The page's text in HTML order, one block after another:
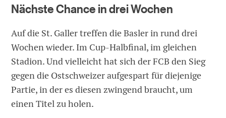
Nächste Chance in drei Wochen
Auf die St. Galler treffen die Basler in rund drei
Wochen wieder. Im Cup-Halbfinal, im gleichen
Stadion. Und vielleicht hat sich der FCB den Sieg
gegen die Ostschweizer aufgespart für diejenige
Partie, in der es diesen zwingend braucht, um
einen Titel zu holen.